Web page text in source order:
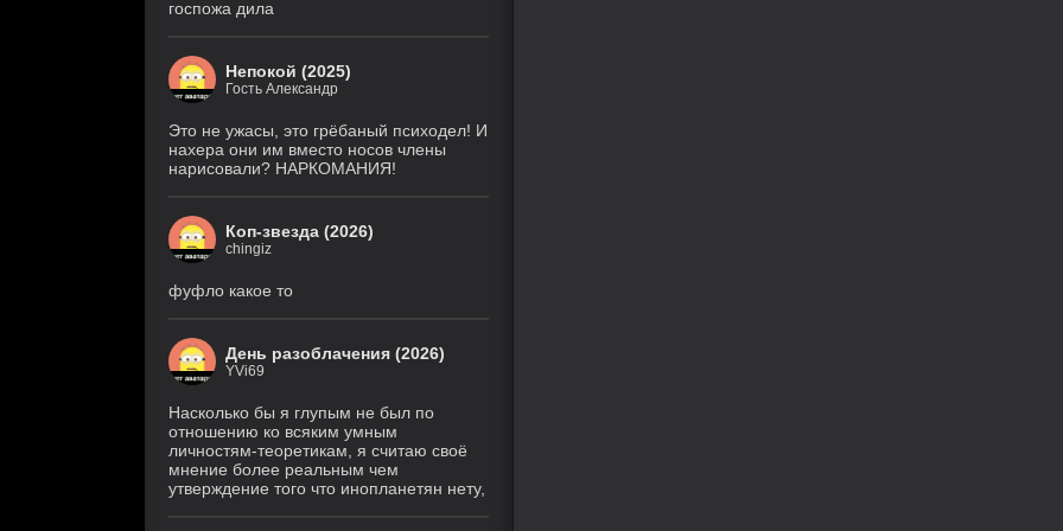
госпожа дила
Непокой (2025)
Гость Александр
Это не ужасы, это грёбаный психодел! И
нахера они им вместо носов члены
нарисовали? НАРКОМАНИЯ!
Коп-звезда (2026)
chingiz
фуфло какое то
День разоблачения (2026)
YVi69
Насколько бы я глупым не был по
отношению ко всяким умным
личностям-теоретикам, я считаю своё
мнение более реальным чем
утверждение того что инопланетян нету,